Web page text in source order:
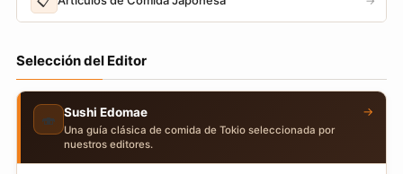
Selección del Editor
🍣 Sushi Edomae
Una guía clásica de comida de Tokio seleccionada por
nuestros editores.
→